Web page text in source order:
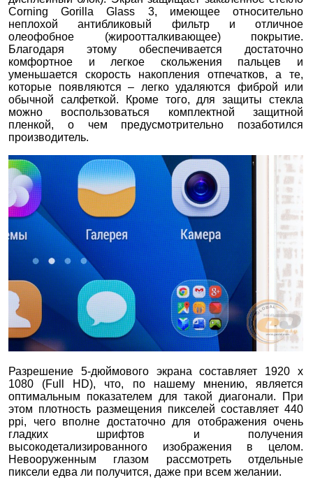
Corning Gorilla Glass 3, имеющее относительно
неплохой антибликовый фильтр и отличное
олеофобное (жироотталкивающее) покрытие.
Благодаря этому обеспечивается достаточно
комфортное и легкое скольжения пальцев и
уменьшается скорость накопления отпечатков, а те,
которые появляются – легко удаляются фиброй или
обычной салфеткой. Кроме того, для защиты стекла
можно воспользоваться комплектной защитной
пленкой, о чем предусмотрительно позаботился
производитель.
Разрешение 5-дюймового экрана составляет 1920 x
1080 (Full HD), что, по нашему мнению, является
оптимальным показателем для такой диагонали. При
этом плотность размещения пикселей составляет 440
ppi, чего вполне достаточно для отображения очень
гладких шрифтов и получения
высокодетализированного изображения в целом.
Невооруженным глазом рассмотреть отдельные
пиксели едва ли получится, даже при всем желании.